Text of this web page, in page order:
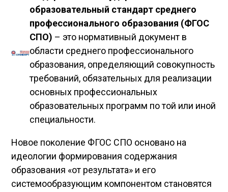
образовательный стандарт среднего
профессионального образования (ФГОС
СПО) – это нормативный документ в
области среднего профессионального
образования, определяющий совокупность
требований, обязательных для реализации
основных профессиональных
образовательных программ по той или иной
специальности.
Новое поколение ФГОС СПО основано на
идеологии формирования содержания
образования «от результата» и его
системообразующим компонентом становятся